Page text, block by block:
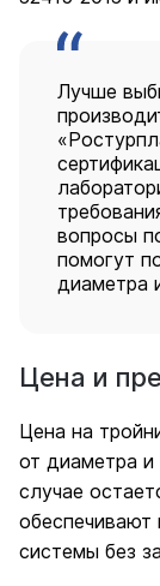
Лучше
вопросы
помогут
диаметра
Цена и
Цена на
от диаметра
случае
системы без